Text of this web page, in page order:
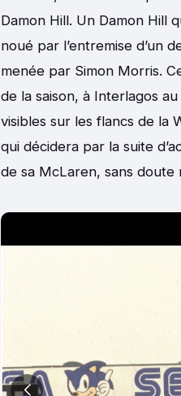
Damon Hill. Un Damon Hill
noué par l’entremise d’un
menée par Simon Morris.
de la saison, à Interlagos
visibles sur les flancs de la
qui décidera par la suite
de sa McLaren, sans doute